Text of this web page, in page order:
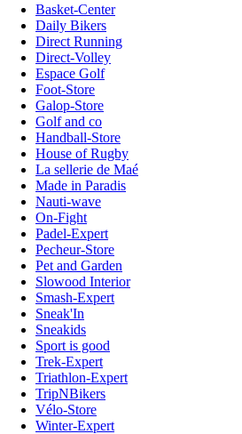
Basket-Center
Daily Bikers
Direct Running
Direct-Volley
Espace Golf
Foot-Store
Galop-Store
Golf and co
Handball-Store
House of Rugby
La sellerie de Maé
Made in Paradis
Nauti-wave
On-Fight
Padel-Expert
Pecheur-Store
Pet and Garden
Slowood Interior
Smash-Expert
Sneak'In
Sneakids
Sport is good
Trek-Expert
Triathlon-Expert
TripNBikers
Vélo-Store
Winter-Expert